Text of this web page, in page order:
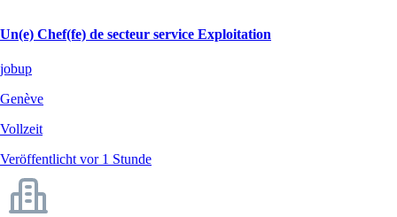
Un(e) Chef(fe) de secteur service Exploitation
jobup
Genève
Vollzeit
Veröffentlicht vor 1 Stunde